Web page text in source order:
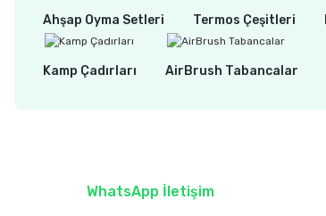
Ahşap Oyma Setleri Termos Çeşitleri
Kamp Çadırları AirBrush Tabancalar
WhatsApp İletişim